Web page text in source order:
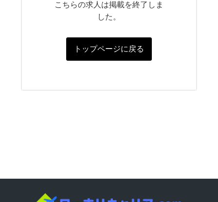
こちらの求人は掲載を終了しま
した。
トップページに戻る